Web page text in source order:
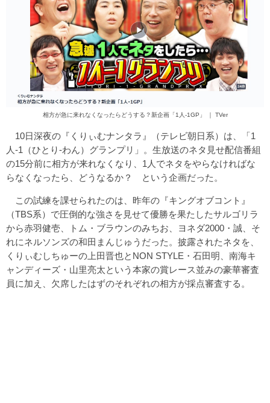
相方が急に来れなくなったらどうする？新企画「1人-1GP」 ｜ TVer
10日深夜の『くりぃむナンタラ』（テレビ朝日系）は、「1
人-1（ひとり-わん）グランプリ」。生放送のネタ見せ配信番組
の15分前に相方が来れなくなり、1人でネタをやらなければな
らなくなったら、どうなるか？ という企画だった。
この試練を課せられたのは、昨年の『キングオブコント』
（TBS系）で圧倒的な強さを見せて優勝を果たしたサルゴリラ
から赤羽健壱、トム・ブラウンのみちお、ヨネダ2000・誠、そ
れにネルソンズの和田まんじゅうだった。披露されたネタを、
くりぃむしちゅーの上田晋也とNON STYLE・石田明、南海キ
ャンディーズ・山里亮太という本家の賞レース並みの豪華審査
員に加え、欠席したはずのそれぞれの相方が採点審査する。